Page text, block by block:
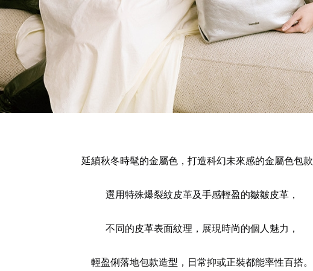
延續秋冬時髦的金屬色，打造科幻未來感的金屬色包
選用特殊爆裂紋皮革及手感輕盈的皺皺皮革，
不同的皮革表面紋理，展現時尚的個人魅力，
輕盈俐落地包款造型，日常抑或正裝都能率性百搭。